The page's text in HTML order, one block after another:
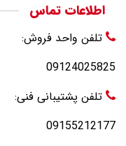
اطلاعات تماس
تلفن واحد فروش:
09124025825
تلفن پشتیبانی فنی:
09155212177